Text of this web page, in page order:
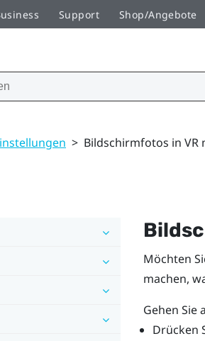
Support Shop/Angebote
> Bildschirmfotos in VR
Möchten
machen,
Gehen Sie
Drücken